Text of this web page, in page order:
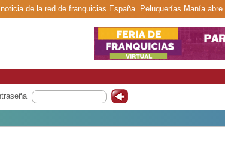
noticia de la red de franquicias España. Peluquerías Manía